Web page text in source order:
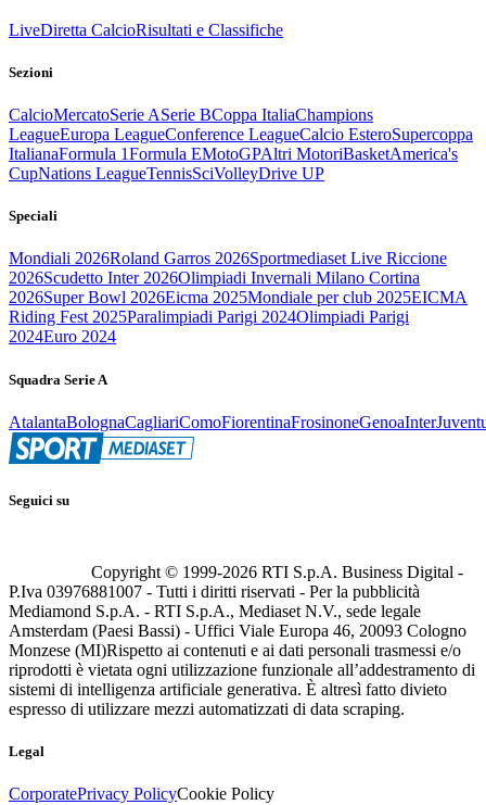
LiveDiretta CalcioRisultati e Classifiche
Sezioni
CalcioMercatoSerie ASerie BCoppa ItaliaChampions
LeagueEuropa LeagueConference LeagueCalcio EsteroSupercoppa
ItalianaFormula 1Formula EMotoGPAltri MotoriBasketAmerica's
CupNations LeagueTennisSciVolleyDrive UP
Speciali
Mondiali 2026Roland Garros 2026Sportmediaset Live Riccione
2026Scudetto Inter 2026Olimpiadi Invernali Milano Cortina
2026Super Bowl 2026Eicma 2025Mondiale per club 2025EICMA
Riding Fest 2025Paralimpiadi Parigi 2024Olimpiadi Parigi
2024Euro 2024
Squadra Serie A
AtalantaBolognaCagliariComoFiorentinaFrosinoneGenoaInter
Seguici su
Copyright © 1999-2026 RTI S.p.A. Business Digital -
P.Iva 03976881007 - Tutti i diritti riservati - Per la pubblicità
Mediamond S.p.A. - RTI S.p.A., Mediaset N.V., sede legale
Amsterdam (Paesi Bassi) - Uffici Viale Europa 46, 20093 Cologno
Monzese (MI)Rispetto ai contenuti e ai dati personali trasmessi e/o
riprodotti è vietata ogni utilizzazione funzionale all’addestramento di
sistemi di intelligenza artificiale generativa. È altresì fatto divieto
espresso di utilizzare mezzi automatizzati di data scraping.
Legal
CorporatePrivacy PolicyCookie Policy